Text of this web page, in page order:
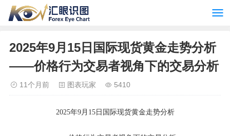
2025年9月15日国际现货黄金走势分析
——价格行为交易者视角下的交易分析
11个月前 图表玩家 5410
2025年9月15日国际现货黄金走势分析